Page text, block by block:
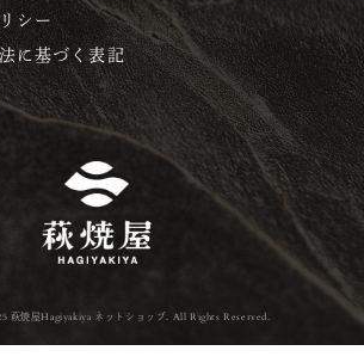
シー
に基づく表記
萩焼屋Hagiyakiya ネットショップ. All Rights Reserved.